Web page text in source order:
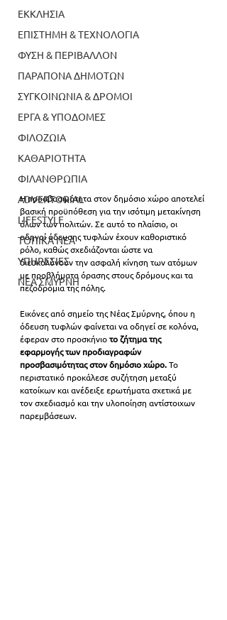
ΕΚΚΛΗΣΙΑ
ΕΠΙΣΤΗΜΗ & ΤΕΧΝΟΛΟΓΙΑ
ΦΥΣΗ & ΠΕΡΙΒΑΛΛΟΝ
ΠΑΡΑΠΟΝΑ ΔΗΜΟΤΩΝ
ΣΥΓΚΟΙΝΩΝΙΑ & ΔΡΟΜΟΙ
ΕΡΓΑ & ΥΠΟΔΟΜΕΣ
ΦΙΛΟΖΩΙΑ
ΚΑΘΑΡΙΟΤΗΤΑ
ΦΙΛΑΝΘΡΩΠΙΑ
ADVERTORIAL
LIFESTYLE
ΤΟΠΙΚΑ ΝΕΑ
ΥΠΗΡΕΣΙΕΣ
ΝΕΑ ΣΜΥΡΝΗ
Η προσβασιμότητα στον δημόσιο χώρο αποτελεί
βασική προϋπόθεση για την ισότιμη μετακίνηση
όλων των πολιτών. Σε αυτό το πλαίσιο, οι
οδηγοί όδευσης τυφλών έχουν καθοριστικό
ρόλο, καθώς σχεδιάζονται ώστε να
διευκολύνουν την ασφαλή κίνηση των ατόμων
με προβλήματα όρασης στους δρόμους και τα
πεζοδρόμια της πόλης.
Εικόνες από σημείο της Νέας Σμύρνης, όπου η
όδευση τυφλών φαίνεται να οδηγεί σε κολόνα,
έφεραν στο προσκήνιο το ζήτημα της
εφαρμογής των προδιαγραφών
προσβασιμότητας στον δημόσιο χώρο. Το
περιστατικό προκάλεσε συζήτηση μεταξύ
κατοίκων και ανέδειξε ερωτήματα σχετικά με
τον σχεδιασμό και την υλοποίηση αντίστοιχων
παρεμβάσεων.